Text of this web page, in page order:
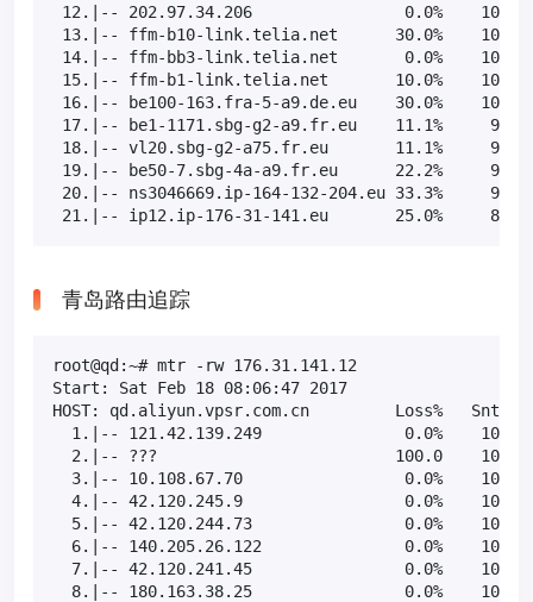
12.|-- 202.97.34.206                0.0%    10
13.|-- ffm-b10-link.telia.net      30.0%    10
14.|-- ffm-bb3-link.telia.net       0.0%    10
15.|-- ffm-b1-link.telia.net       10.0%    10
16.|-- be100-163.fra-5-a9.de.eu    30.0%    10
17.|-- be1-1171.sbg-g2-a9.fr.eu    11.1%     9
18.|-- vl20.sbg-g2-a75.fr.eu       11.1%     9
19.|-- be50-7.sbg-4a-a9.fr.eu      22.2%     9
20.|-- ns3046669.ip-164-132-204.eu 33.3%     9
21.|-- ip12.ip-176-31-141.eu       25.0%     8
青岛路由追踪
root@qd:~# mtr -rw 176.31.141.12
Start: Sat Feb 18 08:06:47 2017
HOST: qd.aliyun.vpsr.com.cn         Loss%   Snt
1.|-- 121.42.139.249               0.0%    10
2.|-- ???                         100.0    10
3.|-- 10.108.67.70                 0.0%    10
4.|-- 42.120.245.9                 0.0%    10
5.|-- 42.120.244.73                0.0%    10
6.|-- 140.205.26.122               0.0%    10
7.|-- 42.120.241.45                0.0%    10
8.|-- 180.163.38.25                0.0%    10